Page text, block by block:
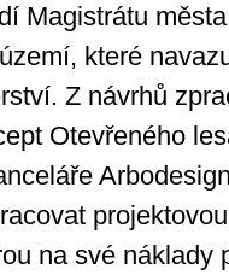
Magistrátu
které
Z návrhů
Otevřeného
na své náklady